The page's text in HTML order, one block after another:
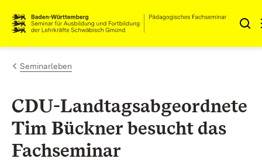
Zum Inhalt springen
Link zur Startseite
Seminarleben
CDU-Landtagsabgeordnete
Tim Bückner besucht das
Fachseminar